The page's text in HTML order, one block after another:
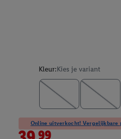
Kleur:Kies je variant
Online uitverkocht! Vergelijkbare